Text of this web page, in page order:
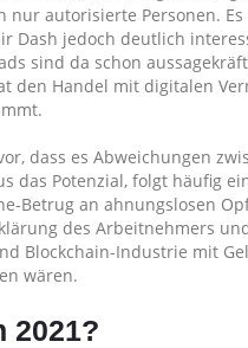
autorisierte Personen.
Dash jedoch deutlich
sind da schon
den Handel mit digitalen
dass es Abweichungen
das Potenzial, folgt häufig
Betrug an ahnungslosen
des Arbeitnehmers
Blockchain-Industrie mit
wären.
2021?